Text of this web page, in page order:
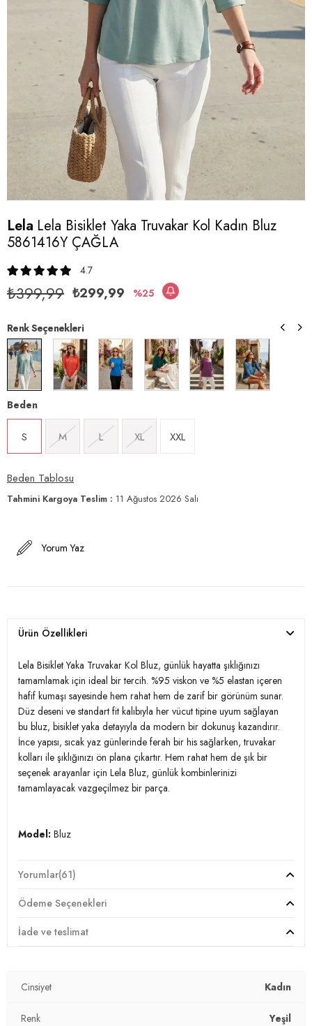
Lela Lela Bisiklet Yaka Truvakar Kol Kadın Bluz
5861416Y ÇAĞLA
4.7
₺399,99 ₺299,99 25
Renk Seçenekleri
Beden
S M L XL XXL
Beden Tablosu
Tahmini Kargoya Teslim : 11 Ağustos 2026 Salı
Yorum Yaz
Ürün Özellikleri
Lela Bisiklet Yaka Truvakar Kol Bluz, günlük hayatta şıklığınızı
tamamlamak için ideal bir tercih. %95 viskon ve %5 elastan içeren
hafif kumaşı sayesinde hem rahat hem de zarif bir görünüm sunar.
Düz deseni ve standart fit kalıbıyla her vücut tipine uyum sağlayan
bu bluz, bisiklet yaka detayıyla da modern bir dokunuş kazandırır.
İnce yapısı, sıcak yaz günlerinde ferah bir his sağlarken, truvakar
kolları ile şıklığınızı ön plana çıkartır. Hem rahat hem de şık bir
seçenek arayanlar için Lela Bluz, günlük kombinlerinizi
tamamlayacak vazgeçilmez bir parça.
Model: Bluz
Desen:
Materyal: %95 Viskon %5 Elastan
Kumaş Tipi:
Boy:
Yorumlar(61)
Ödeme Seçenekleri
İade ve teslimat
Cinsiyet Kadın
Renk Yeşil